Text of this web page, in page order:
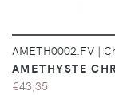
AMETH0002.FV |
AMETHYSTE
€43,35